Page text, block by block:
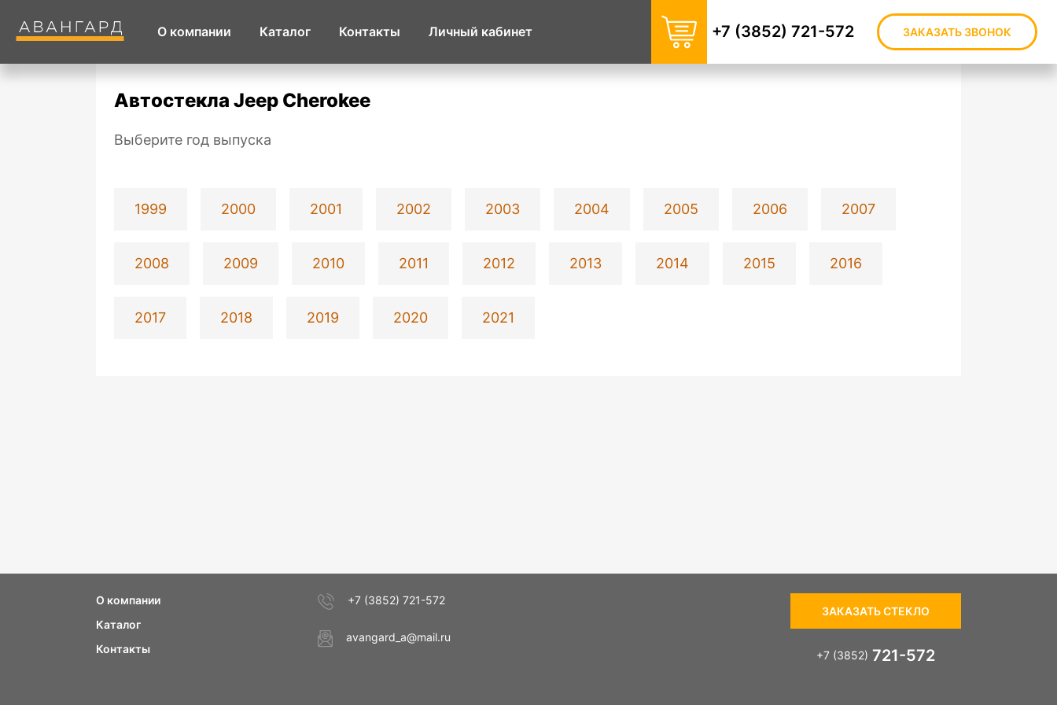
О компании Каталог Контакты Личный кабинет +7 (3852) 721-572 ЗАКАЗАТЬ ЗВОНОК
Автостекла Jeep Cherokee
Выберите год выпуска
1999 2000 2001 2002 2003 2004 2005 2006 2007
2008 2009 2010 2011 2012 2013 2014 2015 2016
2017 2018 2019 2020 2021
О компании
Каталог
Контакты
+7 (3852) 721-572
avangard_a@mail.ru
ЗАКАЗАТЬ СТЕКЛО
+7 (3852) 721-572